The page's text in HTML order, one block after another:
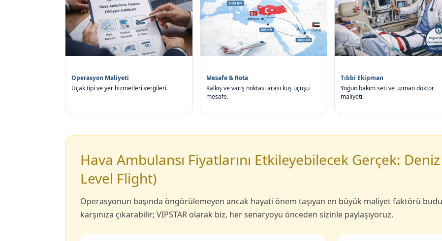
Operasyon Maliyeti
Uçak tipi ve yer hizmetleri vergileri.
Mesafe & Rota
Kalkış ve varış noktası arası kuş uçuşu
mesafe.
Tıbbi Ekipman
Yoğun bakım seti ve uzman doktor
maliyeti.
Hava Ambulansı Fiyatlarını Etkileyebilecek Gerçek:
Level Flight)
Operasyonun başında öngörülemeyen ancak hayati önem taşıyan en büyük maliyet faktörü
karşınıza çıkarabilir; VIPSTAR olarak biz, her senaryoyu önceden sizinle paylaşıyoruz.